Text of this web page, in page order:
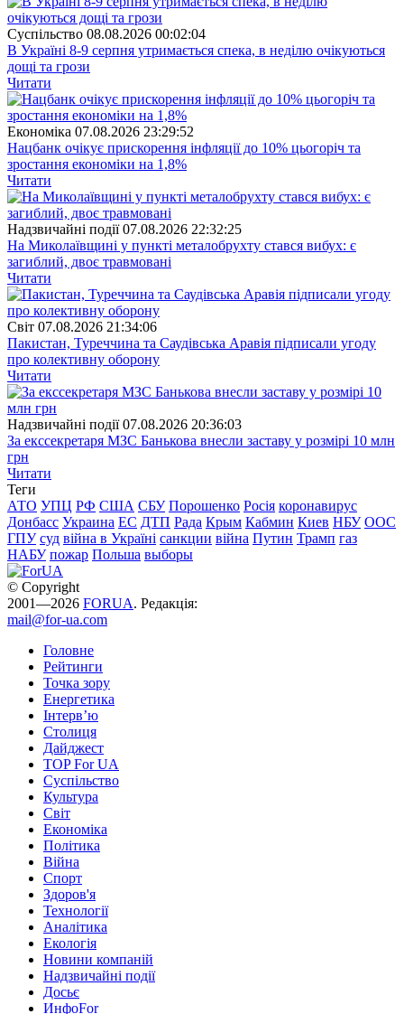
Суспiльство 08.08.2026 00:02:04
В Україні 8-9 серпня утримається спека, в неділю очікуються
дощі та грози
Читати
Економіка 07.08.2026 23:29:52
Нацбанк очікує прискорення інфляції до 10% цьогоріч та
зростання економіки на 1,8%
Читати
Надзвичайні події 07.08.2026 22:32:25
На Миколаївщині у пункті металобрухту стався вибух: є
загиблий, двоє травмовані
Читати
Свiт 07.08.2026 21:34:06
Пакистан, Туреччина та Саудівська Аравія підписали угоду
про колективну оборону
Читати
Надзвичайні події 07.08.2026 20:36:03
За екссекретаря МЗС Банькова внесли заставу у розмірі 10 млн
грн
Читати
Теги
АТО УПЦ РФ США СБУ Порошенко Росія коронавирус
Донбасс Украина ЕС ДТП Рада Крым Кабмин Киев НБУ ООС
ГПУ суд війна в Україні санкции війна Путин Трамп газ
НАБУ пожар Польша выборы
© Copyright
2001—2026 FORUA. Редакція:
mail@for-ua.com
Головне
Рейтинги
Точка зору
Енергетика
Інтерв’ю
Столиця
Дайджест
TOP For UA
Суспiльство
Культура
Світ
Економіка
Політика
Війна
Спорт
Здоров'я
Технології
Аналітика
Екологія
Новини компаній
Надзвичайні події
Досьє
ИнфоFor